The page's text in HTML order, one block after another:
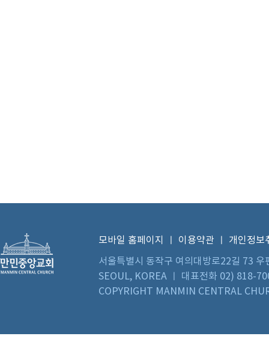
모바일 홈페이지 이용약관
개인정보
서울특별시 동작구 여의대방로22길 73
SEOUL, KOREA ㅣ 대표전화 02) 818-
COPYRIGHT MANMIN CENTRAL